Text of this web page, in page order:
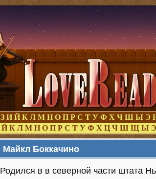
З И Й К Л М Н О П Р С Т У Ф Х Ч Ш Ы Э
Й К Л М Н О П Р С Т У Ф Х Ц Ч Ш Щ Ы Э
Майкл Боккачино
Родился в в северной части штата